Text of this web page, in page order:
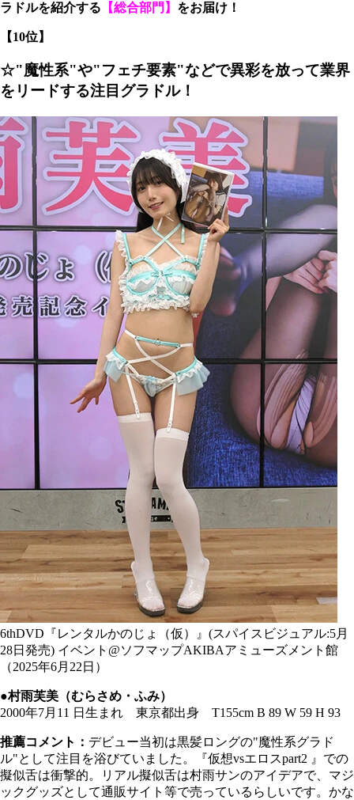
ラドルを紹介する 【総合部門】 をお届け！
【10位】
☆"魔性系"や"フェチ要素"などで異彩を放って業界
をリードする注目グラドル！
6thDVD『レンタルかのじょ（仮）』(スパイスビジュアル:5月
28日発売) イベント@ソフマップAKIBAアミューズメント館
（2025年6月22日）
●村雨芙美（むらさめ・ふみ）
2000年7月11 日生まれ 東京都出身 T155cm B 89 W 59 H 93
推薦コメント： デビュー当初は黒髪ロングの"魔性系グラド
ル"として注目を浴びていました。『仮想vsエロスpart2 』での
擬似舌は衝撃的。リアル擬似舌は村雨サンのアイデアで、マジ
ックグッズとして通販サイト等で売っているらしいです。かな